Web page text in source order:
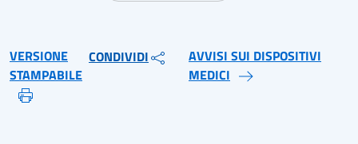
VERSIONE
STAMPABILE
CONDIVIDI
AVVISI SUI DISPOSITIVI
MEDICI